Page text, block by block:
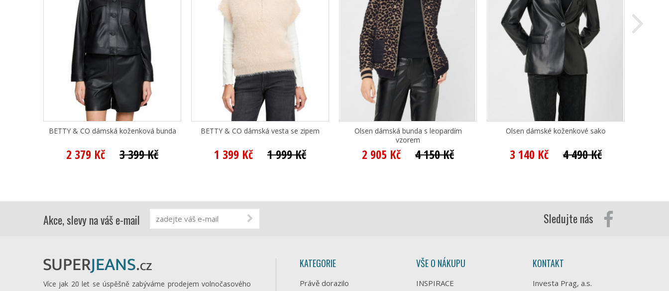
BETTY & CO dámská koženková bunda
2 379 Kč 3 399 Kč
BETTY & CO dámská vesta se zipem
1 399 Kč 1 999 Kč
Olsen dámská bunda s leopardím
vzorem
2 905 Kč 4 150 Kč
Olsen dámské koženkové sako
3 140 Kč 4 490 Kč
Akce, slevy na váš e-mail Sledujte nás
Více jak 20 let se úspěšně zabýváme prodejem volnočasového
KATEGORIE
Právě dorazilo
VŠE O NÁKUPU
INSPIRACE
KONTAKT
Investa Prag, a.s.